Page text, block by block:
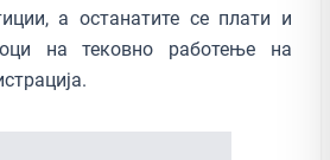
а останатите се плати и
на тековно работење на